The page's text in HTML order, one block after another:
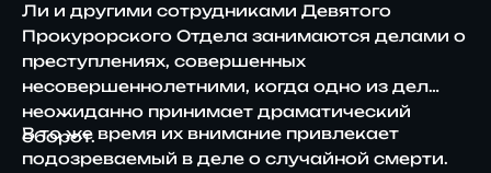
Ли и другими сотрудниками Девятого
Прокурорского Отдела занимаются делами о
преступлениях, совершенных
несовершеннолетними, когда одно из дел
неожиданно принимает драматический
оборот.
В то же время их внимание привлекает
подозреваемый в деле о случайной смерти.